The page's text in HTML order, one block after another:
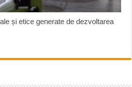
și etice generate de dezvoltarea